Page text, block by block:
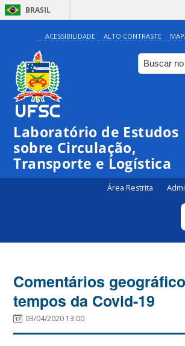
BRASIL
ACESSIBILIDADE ALTO CONTRASTE
Laboratório de Estudos
sobre Circulação,
Transporte e Logística
Área Restrita
Comentários
tempos da Covid-19
03/04/2020 13:00